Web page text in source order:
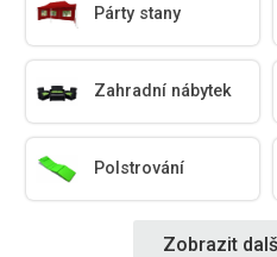
Párty stany
Zahradní nábytek
Polstrování
Zobrazit